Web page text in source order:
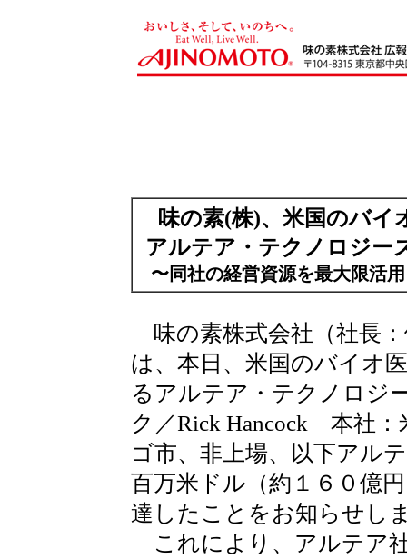
味の素(株)、米国のバイ
アルテア・テクノロジー
〜同社の経営資源を最大限活
味の素株式会社（社長
は、本日、米国のバイオ
るアルテア・テクノロジ
ク／Rick Hancock 本社：
ゴ市、非上場、以下アル
百万米ドル（約１６０億
達したことをお知らせし
これにより、アルテア